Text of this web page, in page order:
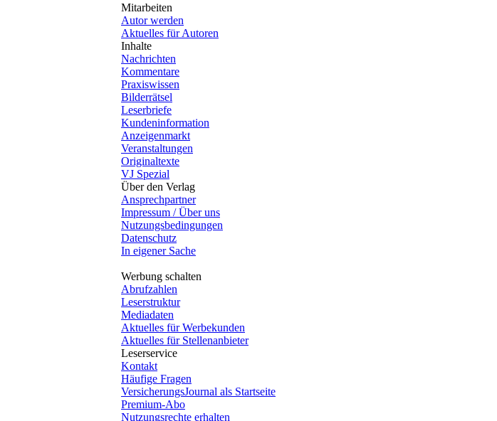
Mitarbeiten
Autor werden
Aktuelles für Autoren
Inhalte
Nachrichten
Kommentare
Praxiswissen
Bilderrätsel
Leserbriefe
Kundeninformation
Anzeigenmarkt
Veranstaltungen
Originaltexte
VJ Spezial
Über den Verlag
Ansprechpartner
Impressum / Über uns
Nutzungsbedingungen
Datenschutz
In eigener Sache
Werbung schalten
Abrufzahlen
Leserstruktur
Mediadaten
Aktuelles für Werbekunden
Aktuelles für Stellenanbieter
Leserservice
Kontakt
Häufige Fragen
VersicherungsJournal als Startseite
Premium-Abo
Nutzungsrechte erhalten